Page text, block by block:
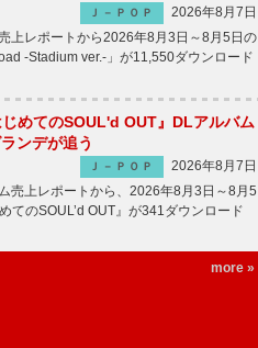
Ｊ－ＰＯＰ
2026年8月7日
上レポートから2026年8月3日～8月5日の
-Stadium ver.-」が11,550ダウンロード
めてのSOUL'd OUT』DLアルバム
ンデが追う
Ｊ－ＰＯＰ
2026年8月7日
売上レポートから、2026年8月3日～8月5
てのSOUL’d OUT』が341ダウンロード
more »